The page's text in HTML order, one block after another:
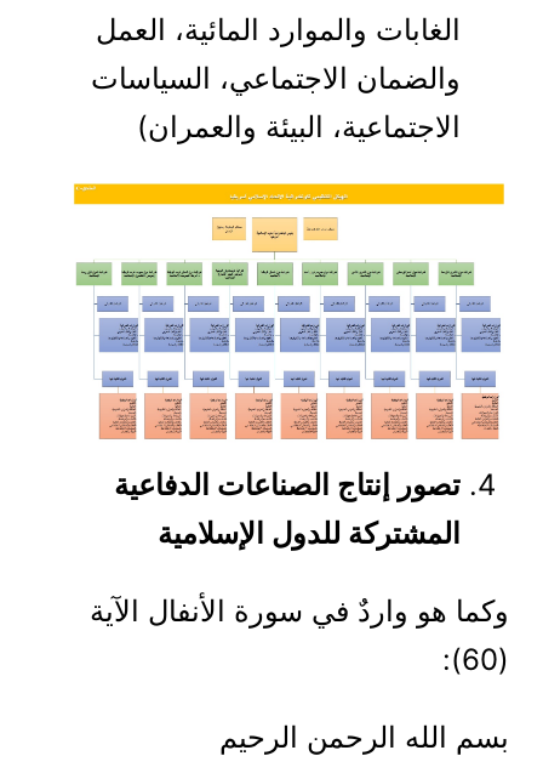
الغابات والموارد المائية، العمل
والضمان الاجتماعي، السياسات
الاجتماعية، البيئة والعمران)
تصور إنتاج الصناعات الدفاعية
المشتركة للدول الإسلامية
وكما هو واردٌ في سورة الأنفال الآية
(60):
بسم الله الرحمن الرحيم